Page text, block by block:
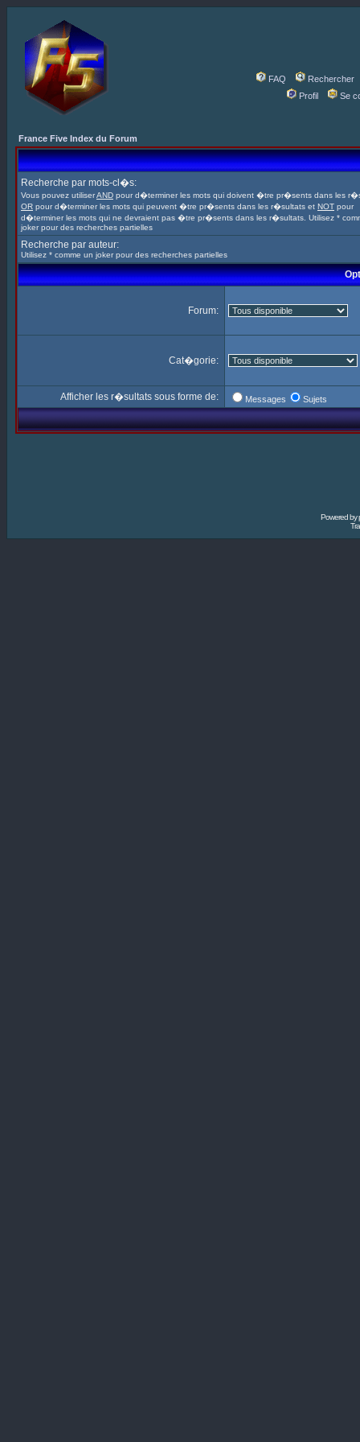
FAQ
Rechercher
Profil
Se
France Five Index du Forum
Recherche par mots-cl�s:
Vous pouvez utiliserAND pour d�terminer les mots qui doivent �tre pr�sents dans les
OR pour d�terminer les mots qui peuvent �tre pr�sents dans les r�sultats et NOT pour
d�terminer les mots qui ne devraient pas �tre pr�sents dans les r�sultats. Utilisez *
joker pour des recherches partielles
Recherche par auteur:
Utilisez * comme un joker pour des recherches partielles
Forum:
Cat�gorie:
Afficher les r�sultats sous forme de: Messages Sujets
Powered by